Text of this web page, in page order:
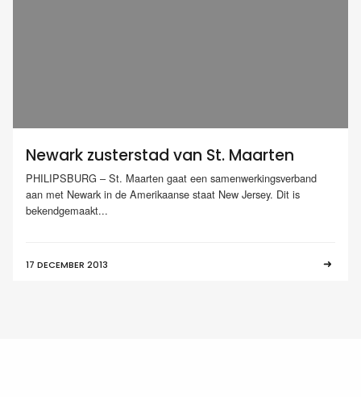
Newark zusterstad van St. Maarten
PHILIPSBURG – St. Maarten gaat een samenwerkingsverband
aan met Newark in de Amerikaanse staat New Jersey. Dit is
bekendgemaakt...
17 DECEMBER 2013